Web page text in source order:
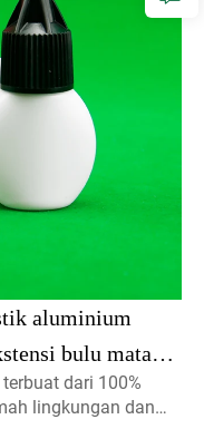
aluminium
bulu mata
dari 100%
lingkungan dan